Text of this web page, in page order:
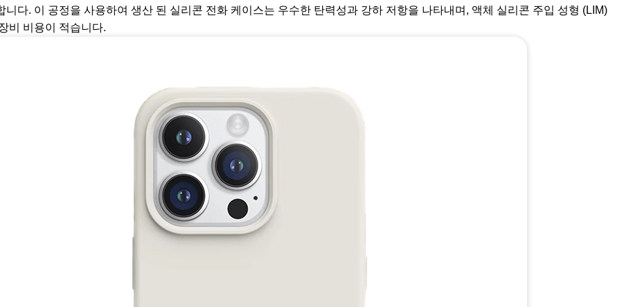
니다. 이 공정을 사용하여 생산 된 실리콘 전화 케이스는 우수한 탄력성과 강하 저항을 나타내며, 액체 실리콘 주입 성형 (LIM)
비 비용이 적습니다.